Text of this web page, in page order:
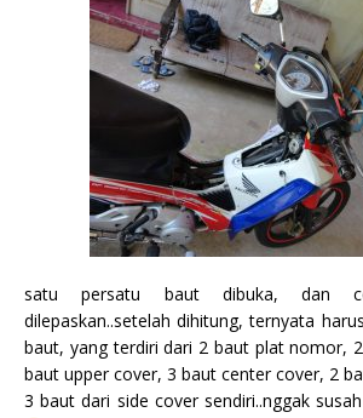
satu persatu baut dibuka, dan
dilepaskan..setelah dihitung, ternyata
baut, yang terdiri dari 2 baut plat nomor,
baut upper cover, 3 baut center cover, 2
3 baut dari side cover sendiri..nggak